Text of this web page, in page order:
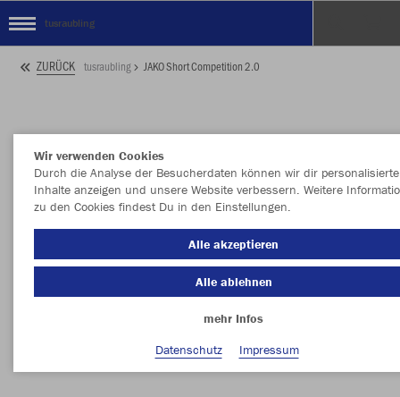
tusraubling
ZURÜCK tusraubling JAKO Short Competition 2.0
Wir verwenden Cookies
Durch die Analyse der Besucherdaten können wir dir personalisierte
Inhalte anzeigen und unsere Website verbessern. Weitere
zu den Cookies findest Du in den Einstellungen.
Alle akzeptieren
Alle ablehnen
mehr Infos
Datenschutz
Impressum